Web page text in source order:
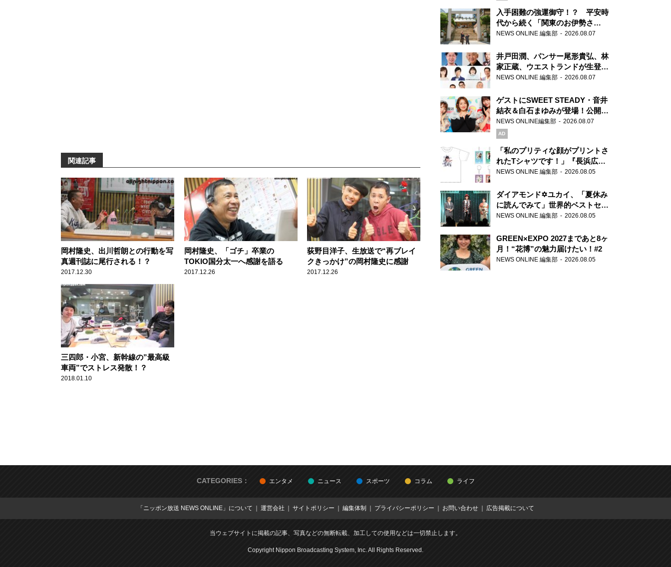
関連記事
岡村隆史、出川哲朗との行動を写
真週刊誌に尾行される！？
2017.12.30
岡村隆史、「ゴチ」卒業の
TOKIO国分太一へ感謝を語る
2017.12.26
荻野目洋子、生放送で“再ブレイ
クきっかけ”の岡村隆史に感謝
2017.12.26
三四郎・小宮、新幹線の”最高級
車両”でストレス発散！？
2018.01.10
入手困難の強運御守！？ 平安時
代から続く「関東のお伊勢さ
ま」、芝大神宮にてランパンプス
NEWS ONLINE 編集部 2026.08.07
井戸田潤、パンサー尾形貴弘、林
家正蔵、ウエストランドが生登
場！『ラジオビバリー昼ズ』
NEWS ONLINE 編集部 2026.08.07
ゲストにSWEET STEADY・音井
結衣＆白石まゆみが登場！公開収
録で素顔全開！
NEWS ONLINE編集部 2026.08.07
AD
「私のプリティな顔がプリントさ
れたTシャツです！」『長浜広奈
天下無双』初の番組グッズ発売
NEWS ONLINE 編集部 2026.08.05
ダイアモンド✡ユカイ、「夏休み
に読んでみて」世界的ベストセラ
ー『アナスタシア』を紹介
NEWS ONLINE 編集部 2026.08.05
GREEN×EXPO 2027まであと8ヶ
月！“花博”の魅力届けたい！#2
NEWS ONLINE 編集部 2026.08.05
CATEGORIES： エンタメ ニュース スポーツ コラム ライフ
「ニッポン放送 NEWS ONLINE」について 運営会社 サイトポリシー 編集体制 プライバシーポリシー お問い合わせ 広告掲載について
当ウェブサイトに掲載の記事、写真などの無断転載、加工しての使用などは一切禁止します。
Copyright Nippon Broadcasting System, Inc. All Rights Reserved.